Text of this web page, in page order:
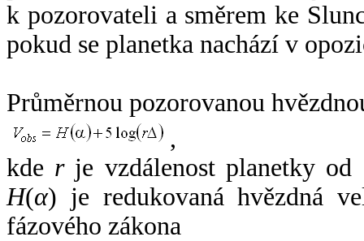
k pozorovateli a směrem ke
pokud se planetka nachází v
Průměrnou pozorovanou
,
kde rje vzdálenost planetky od
H(α) je redukovaná hvězdná
fázového zákona